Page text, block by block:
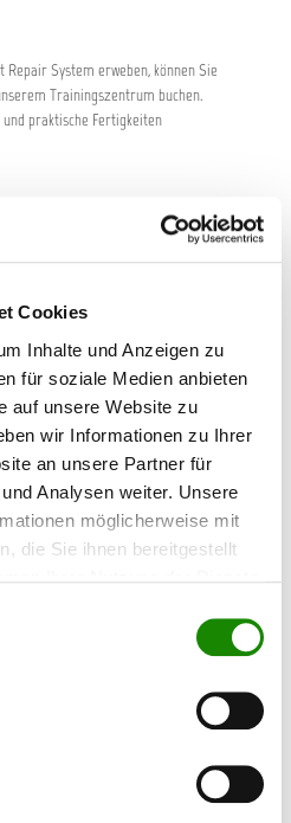
Cookies
Inhalte und Anzeigen zu
für soziale Medien anbieten
auf unsere Website zu
wir Informationen zu Ihrer
an unsere Partner für
Analysen weiter. Unsere
möglicherweise mit
die Sie ihnen bereitgestellt
System erweben, können Sie
Trainingszentrum buchen.
praktische Fertigkeiten
eine große Auswahl von Produkten,
benötigen. Wenn Sie
telefonisch oder per E-Mail zur